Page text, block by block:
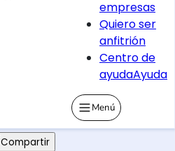
empresas
Quiero ser
anfitrión
Centro de
ayudaAyuda
Menú
Compartir